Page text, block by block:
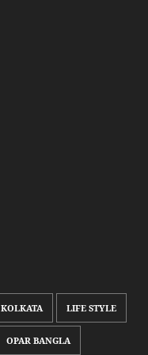
KOLKATA LIFE STYLE
OPAR BANGLA